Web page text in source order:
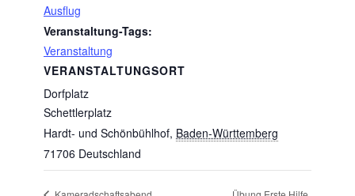
Ausflug
Veranstaltung-Tags:
Veranstaltung
VERANSTALTUNGSORT
Dorfplatz
Schettlerplatz
Hardt- und Schönbühlhof, Baden-Württemberg
71706 Deutschland